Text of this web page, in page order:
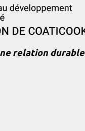
relation durable